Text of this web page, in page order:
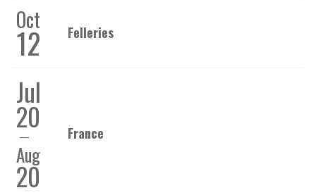
Oct
12 Felleries
Jul
20
Aug
20
France